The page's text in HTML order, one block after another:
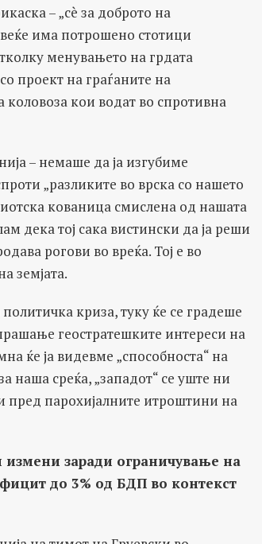
– „сè за доброто на
има потрошено стотици
менувањето на грдата
проект на граѓаните на
кои водат во спротивна
– немаше да ја изгубиме
„разликите во врска со нашето
кованица смислена од нашата
дека тој сака вистински да ја реши
рогови во вреќа. Тој е во
земјата.
криза, туку ќе се градеше
геостратешките интереси на
ќе ја видевме „способноста“ на
наша среќа, „западот“ се уште ни
пред парохијалните итроштини на
заради ограничување на
до 3% од БДП во контекст